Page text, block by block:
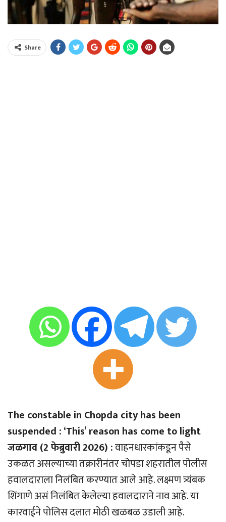
Share
The constable in Chopda city has been
suspended : ‘This’ reason has come to light
जळगाव (2 फेब्रुवारी 2026) :वाहनधारकांकडून पैसे
उकळत असल्याच्या तक्रारीनंतर चोपडा शहरातील पोलीस
हवालदाराला निलंबित करण्यात आले आहे. लक्ष्मण त्र्यंबक
शिंगाणे असं निलंबित केलेल्या हवालदाराने नाव आहे. या
कारवाईने पोलिस दलात मोठी खळबळ उडाली आहे.